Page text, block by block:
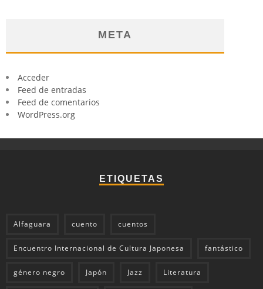
META
Acceder
Feed de entradas
Feed de comentarios
WordPress.org
ETIQUETAS
Alfaguara cuento cuentos
Encuentro Internacional de Cultura Japonesa fantástico
género negro Japón Jazz Literatura